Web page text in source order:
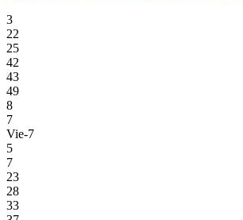
3
22
25
42
43
49
8
7
Vie-7
5
7
23
28
33